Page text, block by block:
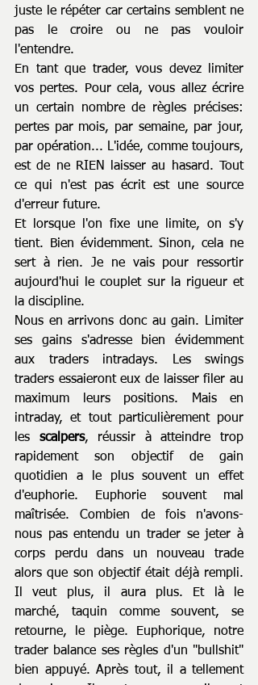
juste le répéter car certains semblent ne
pas le croire ou ne pas vouloir
l'entendre.
En tant que trader, vous devez limiter
vos pertes. Pour cela, vous allez écrire
un certain nombre de règles précises:
pertes par mois, par semaine, par jour,
par opération... L'idée, comme toujours,
est de ne RIEN laisser au hasard. Tout
ce qui n'est pas écrit est une source
d'erreur future.
Et lorsque l'on fixe une limite, on s'y
tient. Bien évidemment. Sinon, cela ne
sert à rien. Je ne vais pour ressortir
aujourd'hui le couplet sur la rigueur et
la discipline.
Nous en arrivons donc au gain. Limiter
ses gains s'adresse bien évidemment
aux traders intradays. Les swings
traders essaieront eux de laisser filer au
maximum leurs positions. Mais en
intraday, et tout particulièrement pour
les scalpers, réussir à atteindre trop
rapidement son objectif de gain
quotidien a le plus souvent un effet
d'euphorie. Euphorie souvent mal
maîtrisée. Combien de fois n'avons-
nous pas entendu un trader se jeter à
corps perdu dans un nouveau trade
alors que son objectif était déjà rempli.
Il veut plus, il aura plus. Et là le
marché, taquin comme souvent, se
retourne, le piège. Euphorique, notre
trader balance ses règles d'un "bullshit"
bien appuyé. Après tout, il a tellement